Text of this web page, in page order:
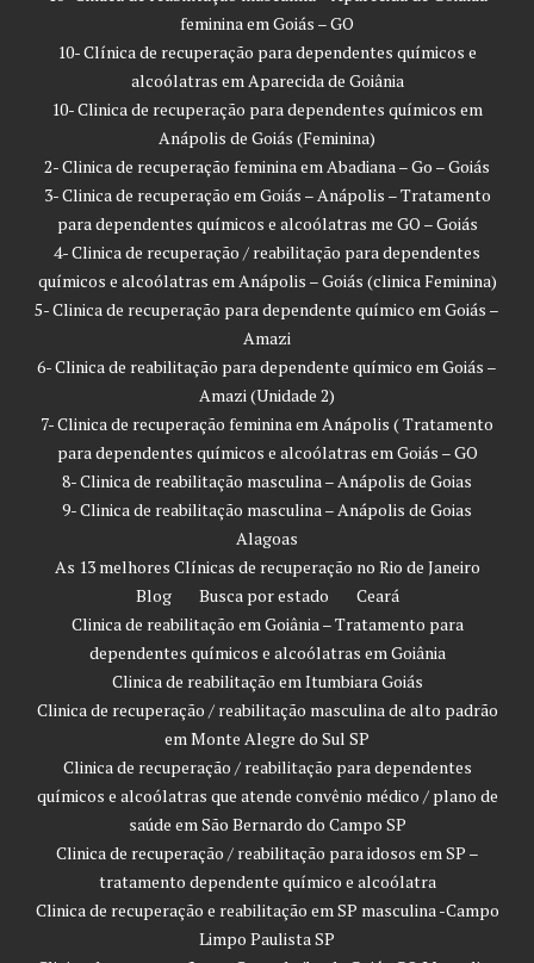
feminina em Goiás – GO
10- Clínica de recuperação para dependentes químicos e
alcoólatras em Aparecida de Goiânia
10- Clinica de recuperação para dependentes químicos em
Anápolis de Goiás (Feminina)
2- Clinica de recuperação feminina em Abadiana – Go – Goiás
3- Clinica de recuperação em Goiás – Anápolis – Tratamento
para dependentes químicos e alcoólatras me GO – Goiás
4- Clinica de recuperação / reabilitação para dependentes
químicos e alcoólatras em Anápolis – Goiás (clinica Feminina)
5- Clinica de recuperação para dependente químico em Goiás –
Amazi
6- Clinica de reabilitação para dependente químico em Goiás –
Amazi (Unidade 2)
7- Clinica de recuperação feminina em Anápolis ( Tratamento
para dependentes químicos e alcoólatras em Goiás – GO
8- Clinica de reabilitação masculina – Anápolis de Goias
9- Clinica de reabilitação masculina – Anápolis de Goias
Alagoas
As 13 melhores Clínicas de recuperação no Rio de Janeiro
Blog
Busca por estado
Ceará
Clinica de reabilitação em Goiânia – Tratamento para
dependentes químicos e alcoólatras em Goiânia
Clinica de reabilitação em Itumbiara Goiás
Clinica de recuperação / reabilitação masculina de alto padrão
em Monte Alegre do Sul SP
Clinica de recuperação / reabilitação para dependentes
químicos e alcoólatras que atende convênio médico / plano de
saúde em São Bernardo do Campo SP
Clinica de recuperação / reabilitação para idosos em SP –
tratamento dependente químico e alcoólatra
Clinica de recuperação e reabilitação em SP masculina -Campo
Limpo Paulista SP